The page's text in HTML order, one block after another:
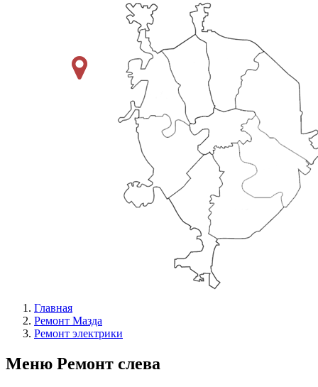
Главная
Ремонт Мазда
Ремонт электрики
Меню Ремонт слева